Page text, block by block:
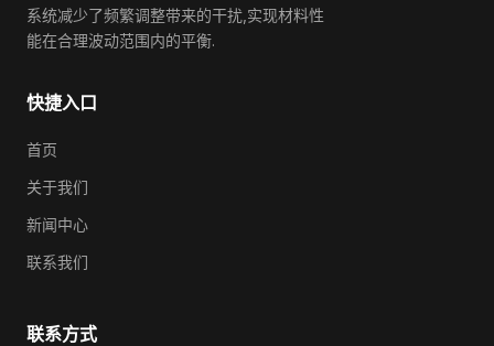
系统减少了频繁调整带来的干扰,实现材料性
能在合理波动范围内的平衡.
快捷入口
首页
关于我们
新闻中心
联系我们
联系方式